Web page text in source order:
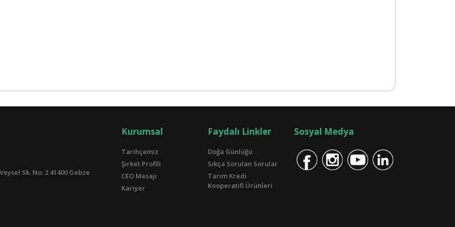
Sk. No: 2 41400 Gebze
Kurumsal
Tarihçemiz
Şirket Profili
CEO Mesajı
Kariyer
Faydalı Linkler
Doğa Günlüğü
Sıkça Sorulan Sorular
Tarım Kredi
Kooperatifi Ürünleri
Sosyal Medya